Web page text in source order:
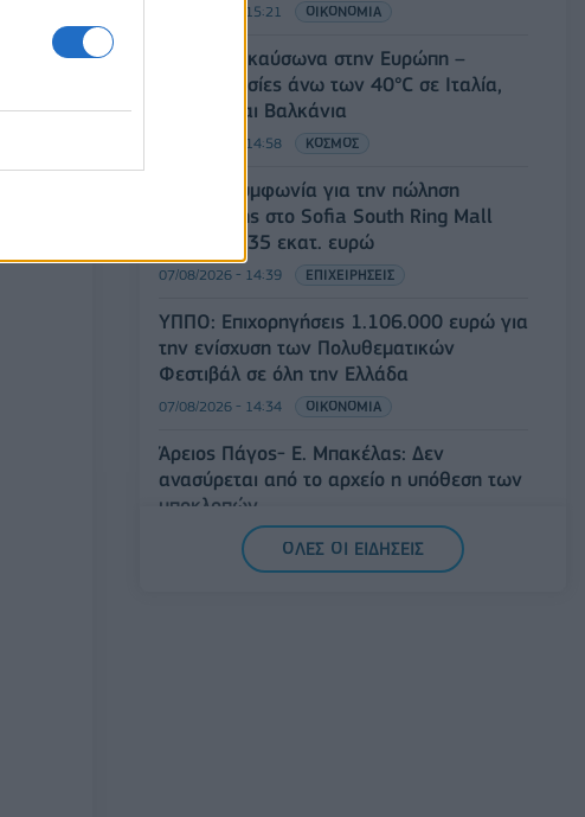
07/08/2026 - 15:21 ΟΙΚΟΝΟΜΙΑ
Νέο κύμα καύσωνα στην Ευρώπη –
Θερμοκρασίες άνω των 40°C σε Ιταλία,
Ισπανία και Βαλκάνια
07/08/2026 - 14:58 ΚΟΣΜΟΣ
Fourlis: Συμφωνία για την πώληση
συμμετοχής στο Sofia South Ring Mall
έναντι 49,35 εκατ. ευρώ
07/08/2026 - 14:39 ΕΠΙΧΕΙΡΗΣΕΙΣ
ΥΠΠΟ: Επιχορηγήσεις 1.106.000 ευρώ για
την ενίσχυση των Πολυθεματικών
Φεστιβάλ σε όλη την Ελλάδα
07/08/2026 - 14:34 ΟΙΚΟΝΟΜΙΑ
Άρειος Πάγος- Ε. Μπακέλας: Δεν
ανασύρεται από το αρχείο η υπόθεση των
υποκλοπών
07/08/2026 - 14:11
ΟΛΕΣ ΟΙ ΕΙΔΗΣΕΙΣ